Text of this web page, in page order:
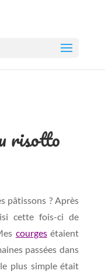
risotto
pâtissons ? Après
cette fois-ci de
courgesétaient
passées dans
plus simple était